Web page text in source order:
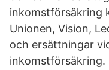
inkomstförsäkring
Unionen, Vision,
och ersättningar
inkomstförsäkring.